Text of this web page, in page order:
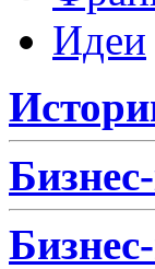
Идеи